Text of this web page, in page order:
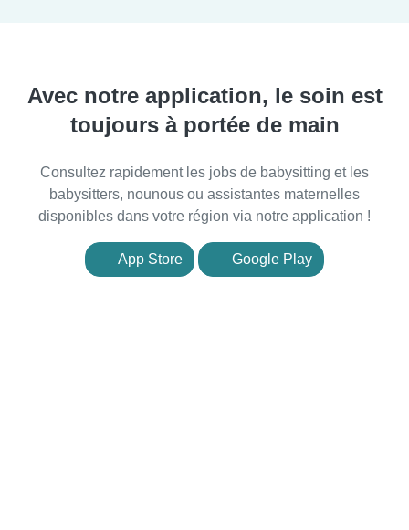
Avec notre application, le soin est
toujours à portée de main
Consultez rapidement les jobs de babysitting et les
babysitters, nounous ou assistantes maternelles
disponibles dans votre région via notre application !
App Store Google Play